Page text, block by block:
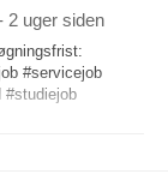
2 uger siden
#servicejob
#studiejob